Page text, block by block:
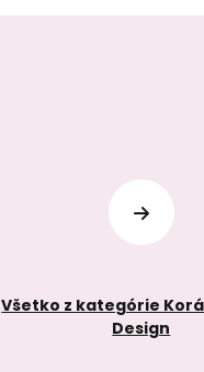
Všetko z kategórie
Design